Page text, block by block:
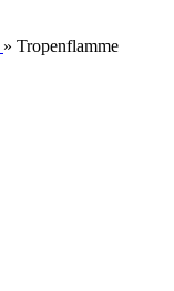
» Tropenflamme